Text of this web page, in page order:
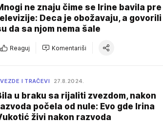
ne znaju čime se Irine bavila pre
Deca je obožavaju, a govorili
da sa njom nema šale
Reaguj Komentariši
I TRAČEVI 27.8.2024.
u braku sa rijaliti zvezdom, nakon
počela od nule: Evo gde Irina
živi nakon razvoda